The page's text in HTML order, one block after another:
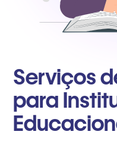
Serviços
para